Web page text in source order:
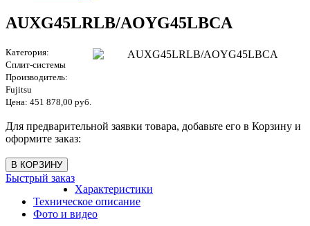
AUXG45LRLB/AOYG45LBCA
Категория:
Сплит-системы
Производитель:
Fujitsu
Цена: 451 878,00 руб.
Для предварительной заявки товара, добавьте его в Корзину и
оформите заказ:
Быстрый заказ
Характеристики
Техническое описание
Фото и видео